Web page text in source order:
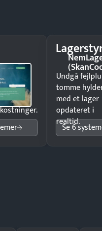
7 til
Undgå
tomme
med et lager
opdateret i
realtid.
Se 6